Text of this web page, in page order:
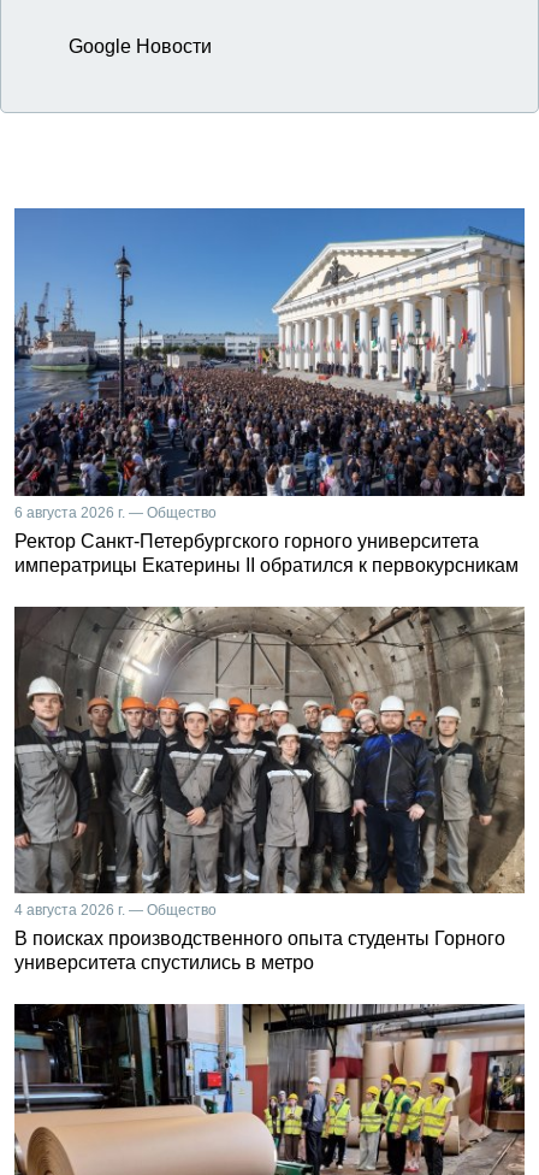
Google Новости
6 августа 2026 г. — Общество
Ректор Санкт-Петербургского горного университета
императрицы Екатерины II обратился к первокурсникам
4 августа 2026 г. — Общество
В поисках производственного опыта студенты Горного
университета спустились в метро